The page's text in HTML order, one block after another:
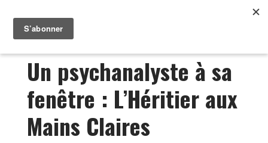
Un psychanalyste à sa
fenêtre : L’Héritier aux
Mains Claires